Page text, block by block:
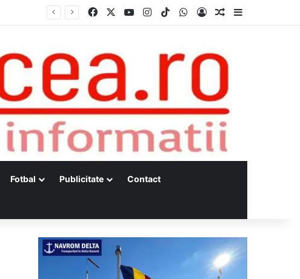
Facebook YouTubeInstagram
TikTokWhatsApp
Log InRandom Article
Fotbal Publicitate Contact